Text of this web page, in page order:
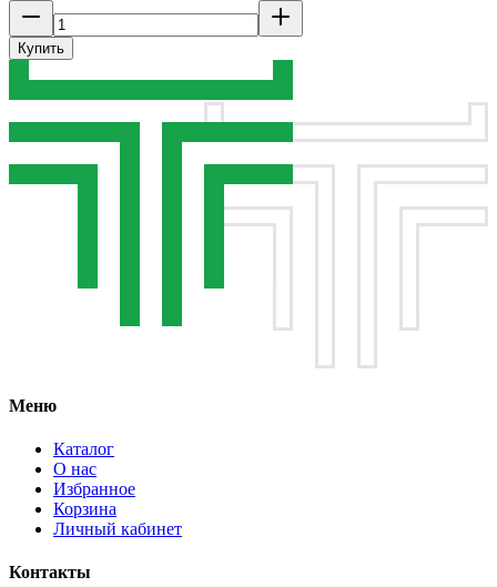
Купить
Меню
Каталог
О нас
Избранное
Корзина
Личный кабинет
Контакты